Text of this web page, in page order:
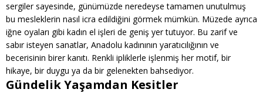
sergiler sayesinde, günümüzde neredeyse tamamen unutulmuş
bu mesleklerin nasıl icra edildiğini görmek mümkün. Müzede ayrıca
iğne oyaları gibi kadın el işleri de geniş yer tutuyor. Bu zarif ve
sabır isteyen sanatlar, Anadolu kadınının yaratıcılığının ve
becerisinin birer kanıtı. Renkli ipliklerle işlenmiş her motif, bir
hikaye, bir duygu ya da bir gelenekten bahsediyor.
Gündelik Yaşamdan Kesitler